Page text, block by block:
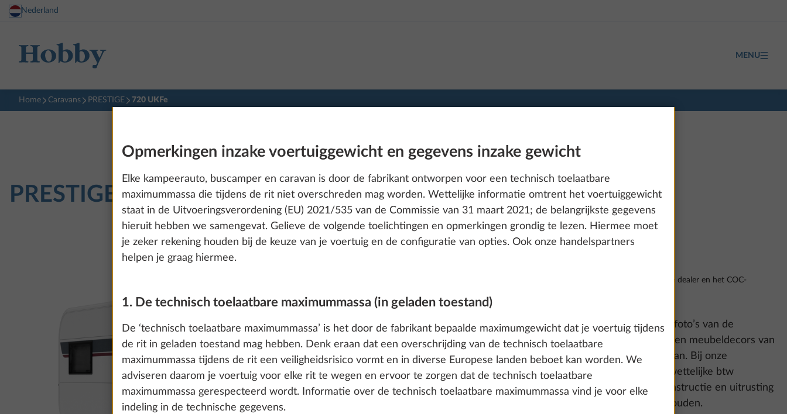
Nederland
MENU
Home Caravans PRESTIGE 720 UKFe
PRESTIGE 720 UKFe
Inclusief 21% btw, transport tot aan de dealer en het COC-
Let op a.u.b.: Op de getoonde foto’s van de
uitrusting kunnen bekledings- en meubeldecors van
andere series en modellen staan. Bij onze
vrijblijvende adviesprijs is de wettelijke btw
inbegrepen. Wijzigingen in constructie en uitrusting
evenals vergissingen voorbehouden.
Opmerkingen inzake voertuiggewicht en gegevens inzake gewicht
Elke kampeerauto, buscamper en caravan is door de fabrikant ontworpen voor een technisch toelaatbare
maximummassa die tijdens de rit niet overschreden mag worden. Wettelijke informatie omtrent het voertuiggewicht
staat in de Uitvoeringsverordening (EU) 2021/535 van de Commissie van 31 maart 2021; de belangrijkste gegevens
hieruit hebben we samengevat. Gelieve de volgende toelichtingen en opmerkingen grondig te lezen. Hiermee moet
je zeker rekening houden bij de keuze van je voertuig en de configuratie van opties. Ook onze handelspartners
helpen je graag hiermee.
1. De technisch toelaatbare maximummassa (in geladen toestand)
De ‘technisch toelaatbare maximummassa’ is het door de fabrikant bepaalde maximumgewicht dat je voertuig tijdens
de rit in geladen toestand mag hebben. Denk eraan dat een overschrijding van de technisch toelaatbare
maximummassa tijdens de rit een veiligheidsrisico vormt en in diverse Europese landen beboet kan worden. We
adviseren daarom je voertuig voor elke rit te wegen en ervoor te zorgen dat de technisch toelaatbare
maximummassa gerespecteerd wordt. Informatie over de technisch toelaatbare maximummassa vind je voor elke
indeling in de technische gegevens.